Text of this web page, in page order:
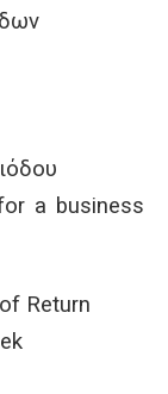
a business
Return